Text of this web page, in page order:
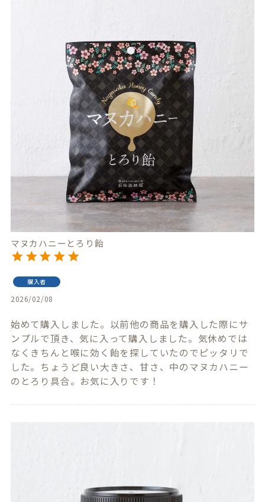
マヌカハニーとろり飴
購入者
2026/02/08
始めて購入しました。以前他の商品を購入した際にサ
ンプルで頂き、気に入って購入しました。気休めでは
なくきちんと喉に効く飴を探していたのでピッタリで
した。ちょうど良い大きさ、甘さ、中のマヌカハニー
のとろり具合。お気に入りです！